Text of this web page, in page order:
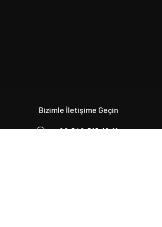
Bizimle İletişime Geçin
+90 546 515 18 11